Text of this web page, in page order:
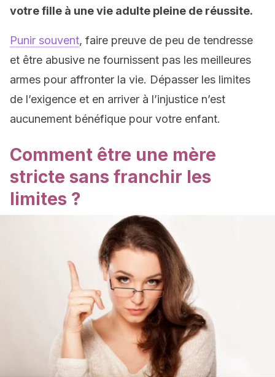
votre fille à une vie adulte pleine de réussite.
Punir souvent, faire preuve de peu de tendresse
et être abusive ne fournissent pas les meilleures
armes pour affronter la vie. Dépasser les limites
de l’exigence et en arriver à l’injustice n’est
aucunement bénéfique pour votre enfant.
Comment être une mère
stricte sans franchir les
limites ?